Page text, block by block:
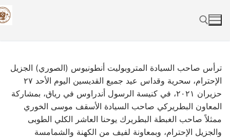
Skip
to
Search for:
ترأس صاحب السيادة المتروبوليت أنطونيوس (الصوري) الجزيل
الإحترام، سحرية وقداس عيد جميع القديسين اليوم الأحد ٢٧
حزيران ٢٠٢١، في كنيسة الرسول أندراوس في رياق، بمشاركة
المعاون البطريركي صاحب السيادة الأسقف موسى الخوري
ممثلاً صاحب الغبطة البطريرك يوحنا العاشر الكلي الطوبى
والجزيل الإحترام، وبمعاونة لفيف من الكهنة والشمامسة